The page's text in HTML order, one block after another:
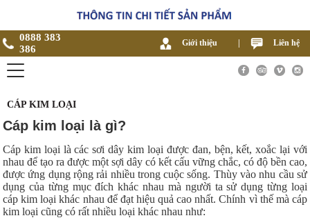
0888 383
386
Giới thiệu Liên hệ
CÁP KIM LOẠI
Cáp kim loại là gì?
Cáp kim loại là các sơi dây kim loại được đan, bện, kết, xoắc lại với
nhau để tạo ra được một sợi dây có kết cấu vững chắc, có độ bền cao,
được ứng dụng rộng rải nhiều trong cuộc sống. Thùy vào nhu cầu sử
dụng của từng mục đích khác nhau mà người ta sử dụng từng loại
cáp kim loại khác nhau để đạt hiệu quả cao nhất. Chính vì thế mà cáp
kim loại cũng có rất nhiều loại khác nhau như: